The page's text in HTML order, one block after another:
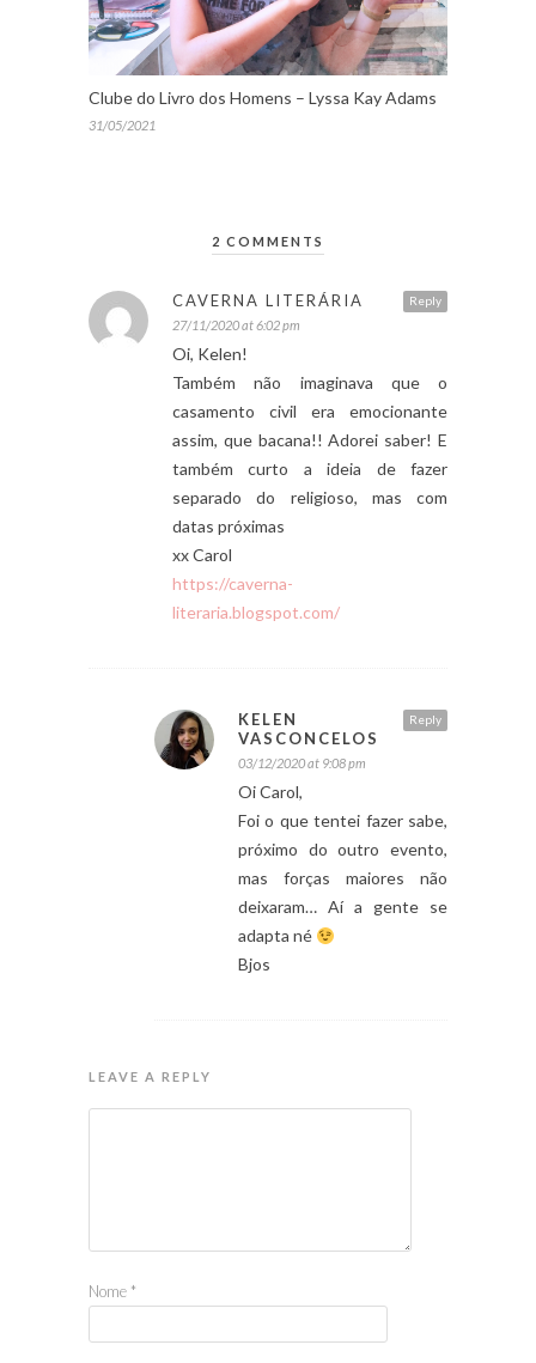
Clube do Livro dos Homens – Lyssa Kay Adams
31/05/2021
2 COMMENTS
Reply
CAVERNA LITERÁRIA
27/11/2020 at 6:02 pm
Oi, Kelen!
Também não imaginava que o
casamento civil era emocionante
assim, que bacana!! Adorei saber! E
também curto a ideia de fazer
separado do religioso, mas com
datas próximas
xx Carol
https://caverna-
literaria.blogspot.com/
Reply
KELEN
VASCONCELOS
03/12/2020 at 9:08 pm
Oi Carol,
Foi o que tentei fazer sabe,
próximo do outro evento,
mas forças maiores não
deixaram… Aí a gente se
adapta né
Bjos
LEAVE A REPLY
Nome *